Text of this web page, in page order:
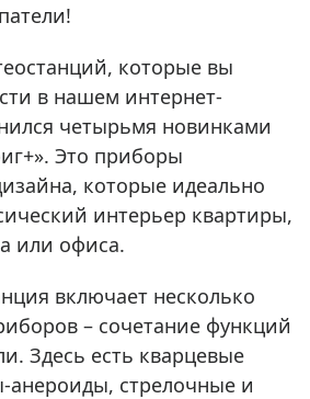
которые вы
в нашем интернет-
четырьмя новинками
Это приборы
которые идеально
интерьер квартиры,
или офиса.
включает несколько
– сочетание функций
Здесь есть кварцевые
анероиды, стрелочные и